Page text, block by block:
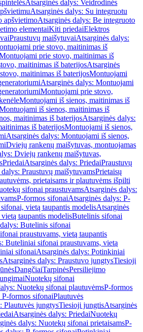
Atsarginės dalys: Veidrodinės
Atsarginės dalys: Su integruotu
apšvietimoAtsarginės dalys: Be integruoto
elementaiKiti priedaiElektros
Praustuvų maišytuvaiAtsarginės dalys:
prie stovo, maitinimas iš
prie stovo, maitinimas iš
maitinimas iš baterijosAtsarginės
maitinimas iš baterijosMontuojami
Atsarginės dalys: Montuojami
Montuojami prie stovo,
Montuojami iš sienos, maitinimas iš
iš sienos, maitinimas iš
maitinimas iš baterijosAtsarginės dalys:
iš baterijosMontuojami iš sienos,
Atsarginės dalys: Montuojami iš sienos,
Dviejų rankenų maišytuvas, montuojamas
Dviejų rankenų maišytuvas,
PriedaiAtsarginės dalys: PriedaiPraustuvų
Praustuvų maišytuvamsPrietaisų
prietaisams ir plautuvėms išpilti
sifonai praustuvamsAtsarginės dalys:
P-formos sifonaiAtsarginės dalys: P-
vietą taupantis modelisAtsarginės
taupantis modelisButelinis sifonai
Butelinis sifonai
praustuvams, vietą taupantis
Buteliniai sifonai praustuvams, vietą
sifonaiAtsarginės dalys: Potinkiniai
Atsarginės dalys: Praustuvo jungtysTiesioji
DangčiaiTarpinėsPersiliejimo
Nuotekų sifonai
Nuotekų sifonai plautuvėmsP-formos
formos sifonaiPlautuvės
Plautuvės jungtysTiesioji jungtisAtsarginės
Atsarginės dalys: PriedaiNuotekų
dalys: Nuotekų sifonai prietaisamsP-